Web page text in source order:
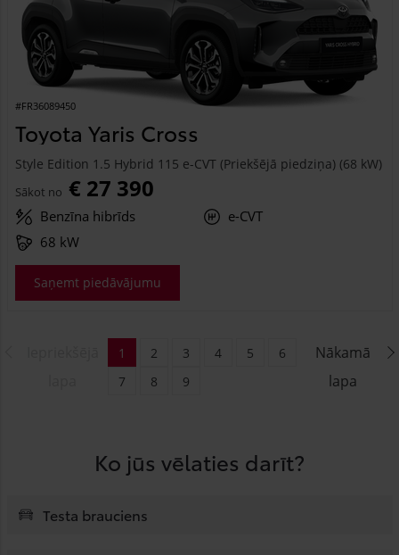
#FR36089450
Toyota Yaris Cross
Style Edition 1.5 Hybrid 115 e-CVT (Priekšējā piedziņa) (68 kW)
Sākot no € 27 390
Benzīna hibrīds
e-CVT
68 kW
Saņemt piedāvājumu
Nākamā
lapa
1 2 3 4 5
6
7
8 9
Ko jūs vēlaties darīt?
Testa brauciens